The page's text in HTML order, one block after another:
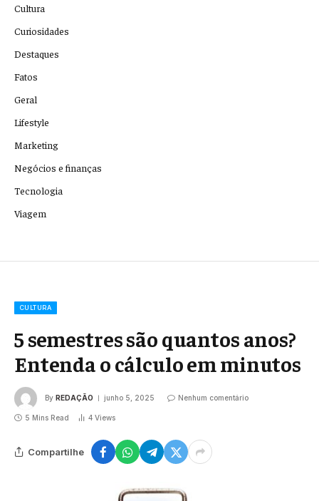
Cultura
Curiosidades
Destaques
Fatos
Geral
Lifestyle
Marketing
Negócios e finanças
Tecnologia
Viagem
CULTURA
5 semestres são quantos anos?
Entenda o cálculo em minutos
By REDAÇÃO junho 5, 2025 Nenhum comentário
5 Mins Read 4 Views
Compartilhe